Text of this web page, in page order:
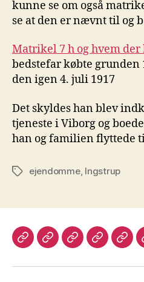
kunne se om også
se at den er nævnt til og
Matrikel 7 h og hvem der
bedstefar købte grunden
den igen 4. juli 1917
Det skyldes han blev
tjeneste i Viborg og
han og familien flyttede
Tagsejendomme, Ingstrup
Velkommen
Lægdsruller
Programmer
Login